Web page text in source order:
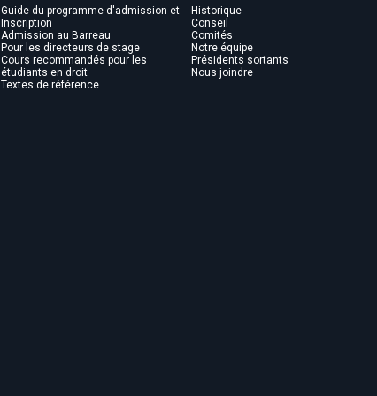
Guide du programme d'admission et
Inscription
Admission au Barreau
Pour les directeurs de stage
Cours recommandés pour les
étudiants en droit
Textes de référence
Historique
Conseil
Comités
Notre équipe
Présidents sortants
Nous joindre